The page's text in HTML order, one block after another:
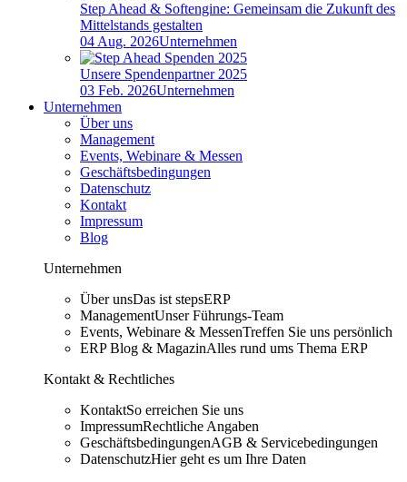
Step Ahead & Softengine: Gemeinsam die Zukunft des
Mittelstands gestalten
04 Aug. 2026Unternehmen
Unsere Spendenpartner 2025
03 Feb. 2026Unternehmen
Unternehmen
Über uns
Management
Events, Webinare & Messen
Geschäftsbedingungen
Datenschutz
Kontakt
Impressum
Blog
Unternehmen
Über unsDas ist stepsERP
ManagementUnser Führungs-Team
Events, Webinare & MessenTreffen Sie uns persönlich
ERP Blog & MagazinAlles rund ums Thema ERP
Kontakt & Rechtliches
KontaktSo erreichen Sie uns
ImpressumRechtliche Angaben
GeschäftsbedingungenAGB & Servicebedingungen
DatenschutzHier geht es um Ihre Daten